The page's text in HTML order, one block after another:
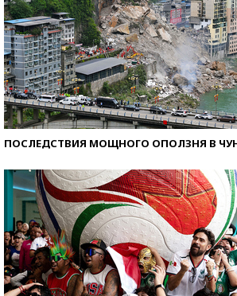
ПОСЛЕДСТВИЯ МОЩНОГО ОПОЛЗНЯ В